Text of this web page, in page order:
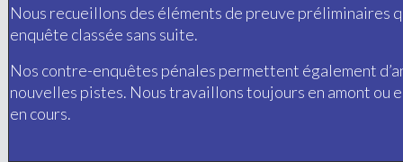
Nous recueillons des éléments de preuve préliminaires
enquête classée sans suite.
Nos contre-enquêtes pénales permettent également
nouvelles pistes. Nous travaillons toujours en amont ou
en cours.